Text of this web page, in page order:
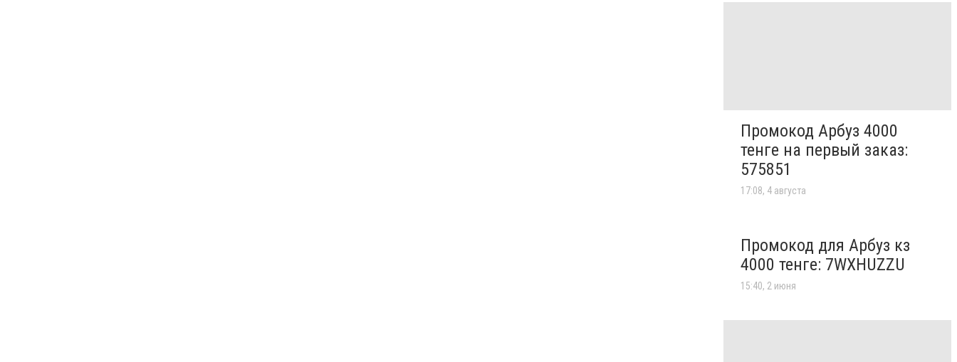
Промокод Арбуз 4000
тенге на первый заказ:
575851
17:08, 4 августа
Промокод для Арбуз кз
4000 тенге: 7WXHUZZU
15:40, 2 июня